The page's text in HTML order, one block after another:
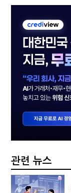
관련 뉴스